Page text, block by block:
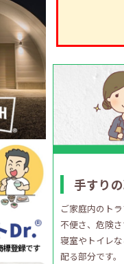
手すり
ご家庭内のト
不便さ、危険さ
寝室やトイレ
配る部分です。